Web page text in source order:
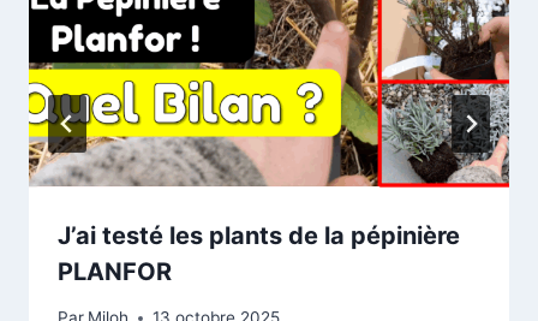
J’ai testé les plants de la pépinière
PLANFOR